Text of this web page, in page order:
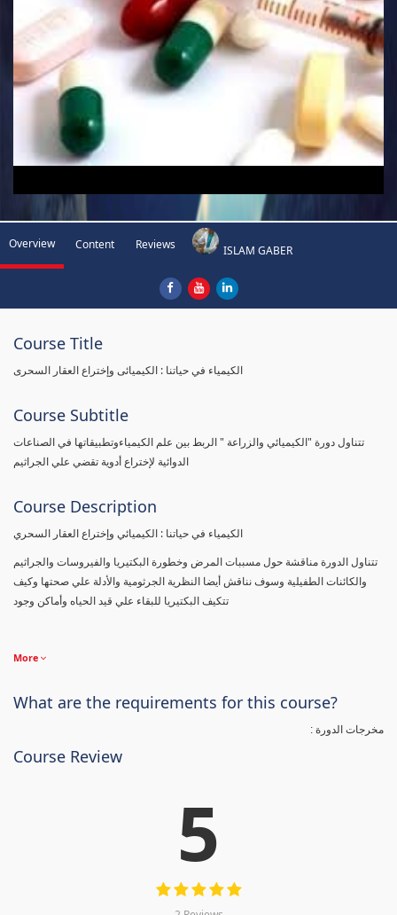
Overview Content Reviews ISLAM GABER
Course Title
الكيمياء في حياتنا : الكيميائى وإختراع العقار السحرى
Course Subtitle
تتناول دورة "الكيميائي والزراعة " الربط بين علم الكيمياءوتطبيقاتها في الصناعات
الدوائية لإختراع أدوية تقضي علي الجراثيم
Course Description
الكيمياء في حياتنا : الكيميائي وإختراع العقار السحري
تتناول الدورة مناقشة حول مسببات المرض وخطورة البكتيريا والفيروسات والجراثيم
والكائنات الطفيلية وسوف نناقش أيضا النظرية الجرثومية والأدلة علي صحتها وكيف
تتكيف البكتيريا للبقاء علي قيد الحياه وأماكن وجود
More
What are the requirements for this course?
مخرجات الدورة :
Course Review
5